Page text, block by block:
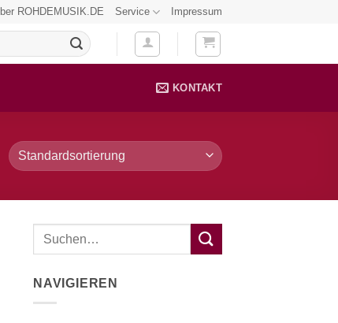
ROHDEMUSIK.DE Service Impressum
KONTAKT
NAVIGIEREN